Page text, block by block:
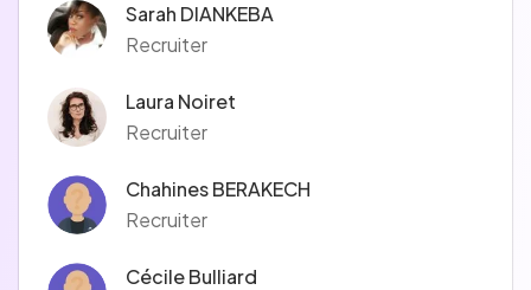
Sarah DIANKEBA
Recruiter
Laura Noiret
Recruiter
Chahines BERAKECH
Recruiter
Cécile Bulliard